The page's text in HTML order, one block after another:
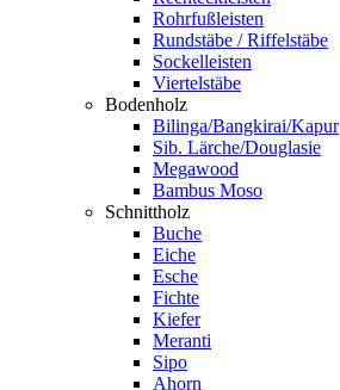
Rohrfußleisten
Rundstäbe / Riffelstäbe
Sockelleisten
Viertelstäbe
Bodenholz
Bilinga/Bangkirai/Kapur
Sib. Lärche/Douglasie
Megawood
Bambus Moso
Schnittholz
Buche
Eiche
Esche
Fichte
Kiefer
Meranti
Sipo
Ahorn